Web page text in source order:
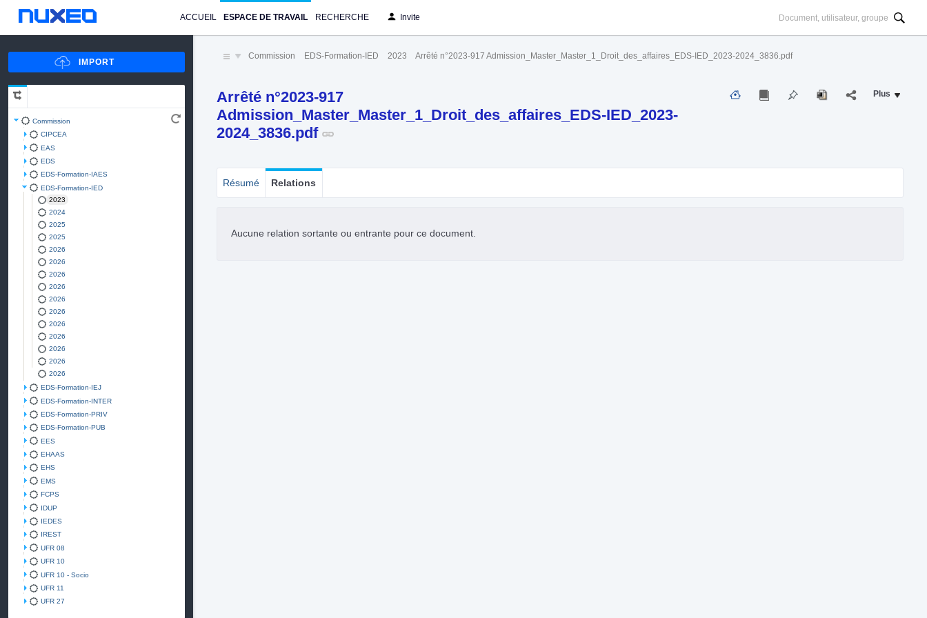
ACCUEIL ESPACE DE TRAVAIL RECHERCHE Invite
Commission
CIPCEA
EAS
EDS
EDS-Formation-IAES
EDS-Formation-IED
2023
2024
2025
2025
2026
2026
2026
2026
2026
2026
2026
2026
2026
2026
2026
EDS-Formation-IEJ
EDS-Formation-INTER
EDS-Formation-PRIV
EDS-Formation-PUB
EES
EHAAS
EHS
EMS
FCPS
IDUP
IEDES
IREST
UFR 08
UFR 10
UFR 10 - Socio
UFR 11
UFR 27
Commission EDS-Formation-IED 2023 Arrêté n°2023-917 Admission_Master_Master_1_Droit_des_affaires_EDS-IED_2023-2024_3836.pdf
Arrêté n°2023-917
Admission_Master_Master_1_Droit_des_affaires_EDS-IED_2023-
2024_3836.pdf
Plus
Résumé Relations
Aucune relation sortante ou entrante pour ce document.